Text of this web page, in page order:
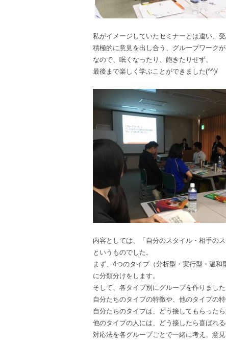
私がイメージしていたセミナーとは違い、受
積極的に意見を出し合う、グループワーク
なので、眠くなったり、飽きたりせず、
最後まで楽しく学ぶことができました(^^)/
内容としては、「自分のスタイル・相手のス
というものでした。
まず、4つのタイプ（分析型・実行型・温和
に分類分けをします。
そして、各タイプ別にグループを作りました
自分たちのタイプの特徴や、他のタイプの特
自分たちのタイプは、どう接してもらったら
他のタイプの人には、どう接したら喜ばれる
対応法を各グループごとで一緒に考え、意